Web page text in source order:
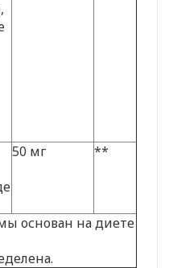
50 мг **
основан на диете